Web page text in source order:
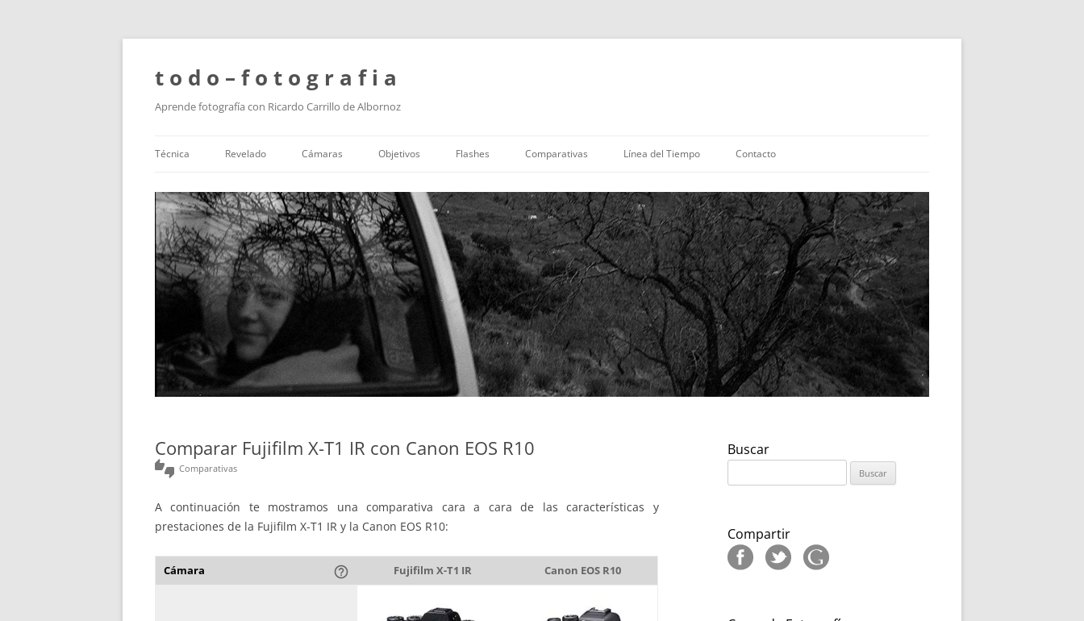
t o d o – f o t o g r a f i a
Aprende fotografía con Ricardo Carrillo de Albornoz
al
contenido
Técnica Revelado Cámaras Objetivos Flashes Comparativas Línea del Tiempo Contacto
Comparar Fujifilm X-T1 IR con Canon EOS R10
thumbs_up_down Comparativas
A continuación te mostramos una comparativa cara a cara de las características y
prestaciones de la Fujifilm X-T1 IR y la Canon EOS R10:
Cámara help_outline Fujifilm X-T1 IR Canon EOS R10
Buscar
Compartir